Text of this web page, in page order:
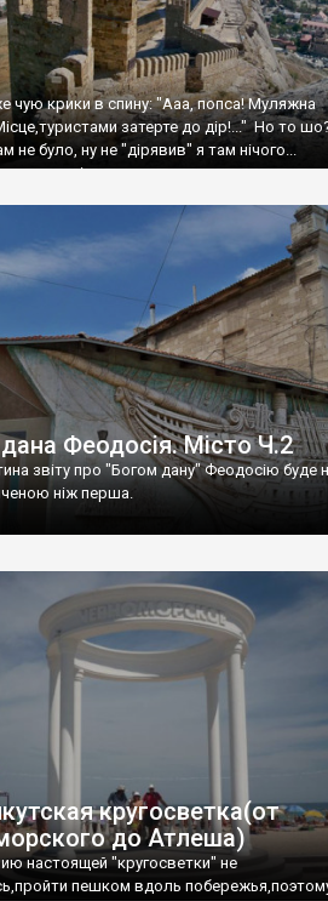
чую крики в спину: "Ааа, попса! Муляжна
затерте до дір!..." Но то
не було, ну не "дірявив" я там нічого...
цього літа.
Феодосія. Місто Ч.2
звіту про "Богом дану" Феодосію буде
ніж перша.
кругосветка(от
до Атлеша)
настоящей "кругосветки" не
пешком вдоль